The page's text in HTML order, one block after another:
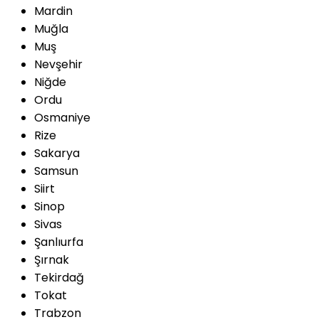
Mardin
Muğla
Muş
Nevşehir
Niğde
Ordu
Osmaniye
Rize
Sakarya
Samsun
Siirt
Sinop
Sivas
Şanlıurfa
Şırnak
Tekirdağ
Tokat
Trabzon